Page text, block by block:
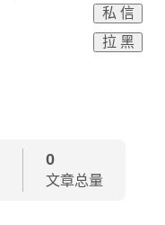
私 信
拉 黑
0
文章总量